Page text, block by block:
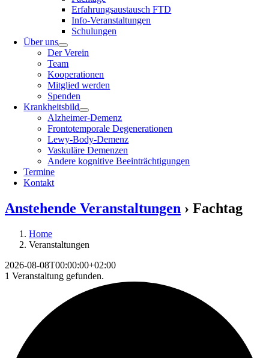
Erfahrungsaustausch FTD
Info-Veranstaltungen
Schulungen
Über uns
Der Verein
Team
Kooperationen
Mitglied werden
Spenden
Krankheitsbild
Alzheimer-Demenz
Frontotemporale Degenerationen
Lewy-Body-Demenz
Vaskuläre Demenzen
Andere kognitive Beeinträchtigungen
Termine
Kontakt
Anstehende Veranstaltungen › Fachtag
Home
Veranstaltungen
2026-08-08T00:00:00+02:00
1 Veranstaltung gefunden.